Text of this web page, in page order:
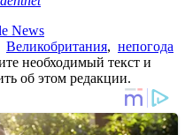
News
Великобритания, непогода
необходимый текст и
об этом редакции.